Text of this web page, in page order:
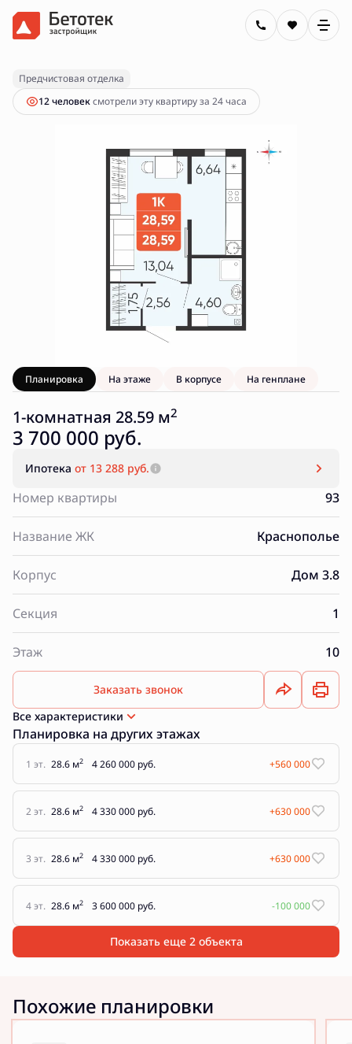
1-комнатная28.59 м 3 700 000 руб.
Ипотекаот 13 288 руб.
Предчистовая отделка
12 человексмотрели эту квартиру за 24 часа
Планировка На этаже В корпусе На генплане
1-комнатная 28.59 м2
3 700 000 руб.
Ипотека от 13 288 руб.
Номер квартиры 93
Название ЖК Краснополье
Корпус Дом 3.8
Секция 1
Этаж 10
Заказать звонок
Все характеристики
Планировка на других этажах
1 эт. 28.6 м2 4 260 000 руб. +560 000
2 эт. 28.6 м2 4 330 000 руб. +630 000
3 эт. 28.6 м2 4 330 000 руб. +630 000
4 эт. 28.6 м2 3 600 000 руб. -100 000
Показать еще 2 объектa
Похожие планировки